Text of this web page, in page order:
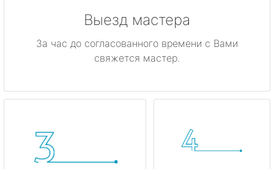
Выезд мастера
За час до согласованного времени с Вами
свяжется мастер.